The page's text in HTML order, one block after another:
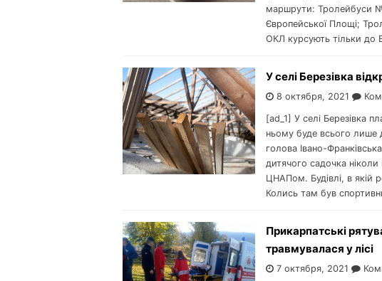
маршрути: Тролейбуси
Європейської Площі;
ОКЛ курсують тільки до
У селі Березівка
8 октября, 2021
[ad_1] У селі Березівка
ньому буде всього лише
голова Івано-
дитячого садочка ніколи
ЦНАПом. Будівлі, в якій
Колись там був
Прикарпатські
травмувалася у лісі
7 октября, 2021